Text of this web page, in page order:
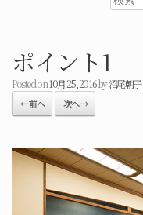
ポイント1
Posted on10月 25, 2016by沼尾朝子
← 前へ 次へ →